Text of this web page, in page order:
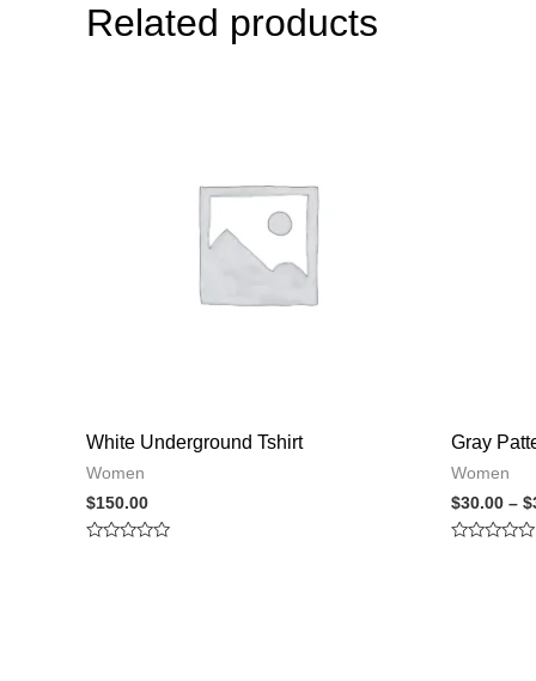
Related products
White Underground Tshirt
Women
$150.00
Gray
Women
$30.00 – $